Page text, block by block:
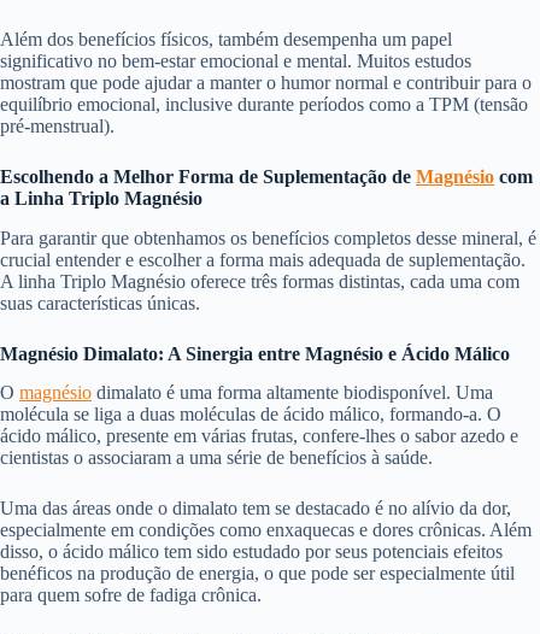
Além dos benefícios físicos, também desempenha um papel
significativo no bem-estar emocional e mental. Muitos estudos
mostram que pode ajudar a manter o humor normal e contribuir para o
equilíbrio emocional, inclusive durante períodos como a TPM (tensão
pré-menstrual).
Escolhendo a Melhor Forma de Suplementação de Magnésio com
a Linha Triplo Magnésio
Para garantir que obtenhamos os benefícios completos desse mineral, é
crucial entender e escolher a forma mais adequada de suplementação.
A linha Triplo Magnésio oferece três formas distintas, cada uma com
suas características únicas.
Magnésio Dimalato: A Sinergia entre Magnésio e Ácido Málico
O magnésio dimalato é uma forma altamente biodisponível. Uma
molécula se liga a duas moléculas de ácido málico, formando-a. O
ácido málico, presente em várias frutas, confere-lhes o sabor azedo e
cientistas o associaram a uma série de benefícios à saúde.
Uma das áreas onde o dimalato tem se destacado é no alívio da dor,
especialmente em condições como enxaquecas e dores crônicas. Além
disso, o ácido málico tem sido estudado por seus potenciais efeitos
benéficos na produção de energia, o que pode ser especialmente útil
para quem sofre de fadiga crônica.